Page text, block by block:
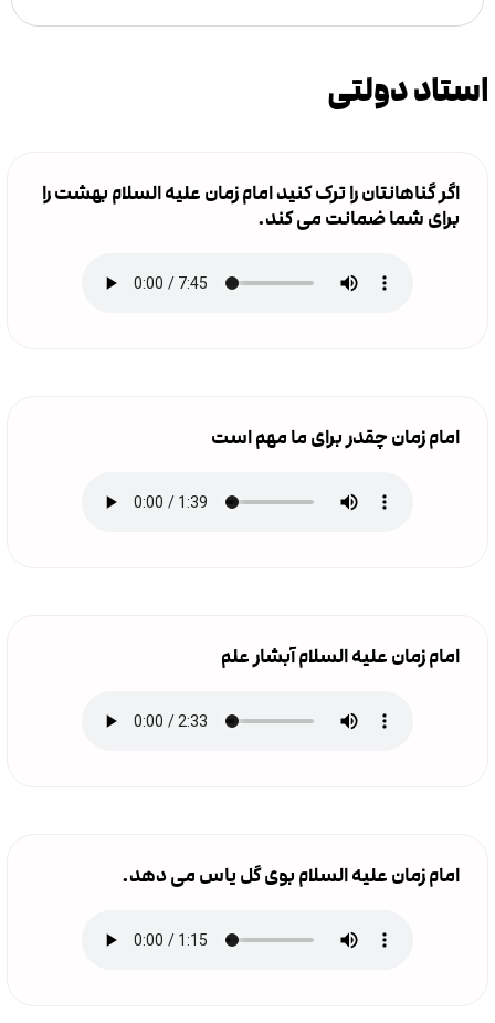
استاد دولتی
اگر گناهانتان را ترک کنید امام زمان علیه السلام بهشت را
برای شما ضمانت می کند.
امام زمان چقدر برای ما مهم است
امام زمان علیه السلام آبشار علم
امام زمان علیه السلام بوی گل یاس می دهد.